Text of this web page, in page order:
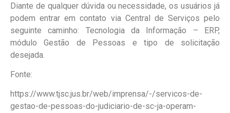
Diante de qualquer dúvida ou necessidade, os usuários já
podem entrar em contato via Central de Serviços pelo
seguinte caminho: Tecnologia da Informação – ERP,
módulo Gestão de Pessoas e tipo de solicitação
desejada.
Fonte:
https://www.tjsc.jus.br/web/imprensa/-/servicos-de-
gestao-de-pessoas-do-judiciario-de-sc-ja-operam-